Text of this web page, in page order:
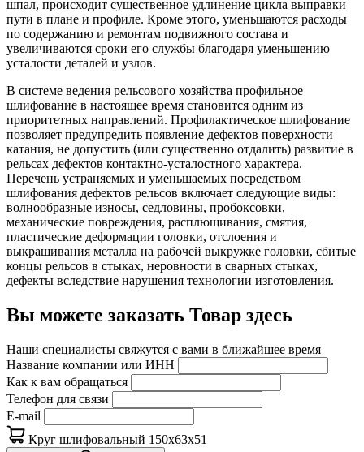
шпал, происходит существенное удлинение цикла выправки
пути в плане и профиле. Кроме этого, уменьшаются расходы
по содержанию и ремонтам подвижного состава и
увеличиваются сроки его службы благодаря уменьшению
усталости деталей и узлов.
В системе ведения рельсового хозяйства профильное
шлифование в настоящее время становится одним из
приоритетных направлений. Профилактическое шлифование
позволяет предупредить появление дефектов поверхности
катания, не допустить (или существенно отдалить) развитие в
рельсах дефектов контактно-усталостного характера.
Перечень устраняемых и уменьшаемых посредством
шлифования дефектов рельсов включает следующие виды:
волнообразные износы, седловины, пробоксовки,
механические повреждения, расплющивания, смятия,
пластические деформации головки, отслоения и
выкрашивания металла на рабочей выкружке головки, сбитые
концы рельсов в стыках, неровности в сварных стыках,
дефекты вследствие нарушения технологии изготовления.
Вы можете заказать Товар здесь
Наши специалисты свяжутся с вами в ближайшее время
Название компании или ИНН
Как к вам обращаться
Телефон для связи
E-mail
Круг шлифовальный 150х63х51